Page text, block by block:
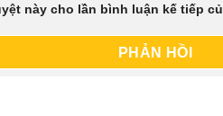
này cho lần bình luận kế tiếp